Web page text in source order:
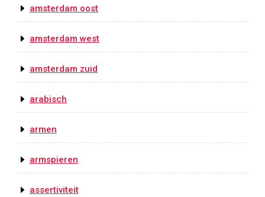
amsterdam oost
amsterdam west
amsterdam zuid
arabisch
armen
armspieren
assertiviteit